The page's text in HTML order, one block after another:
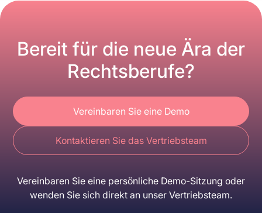
Bereit für die neue Ära der
Rechtsberufe?
Vereinbaren Sie eine Demo
Kontaktieren Sie das Vertriebsteam
Vereinbaren Sie eine persönliche Demo-Sitzung oder
wenden Sie sich direkt an unser Vertriebsteam.